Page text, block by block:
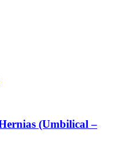
(Umbilical –